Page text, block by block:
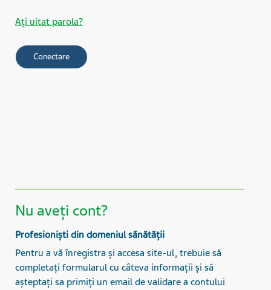
Aţi uitat parola?
Nu aveți cont?
Profesioniști din domeniul sănătății
Pentru a vă înregistra și accesa site-ul, trebuie să
completați formularul cu câteva informații și să
așteptați sa primiți un email de validare a contului